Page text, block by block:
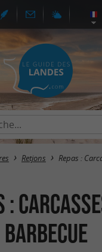
Retjons Repas :
:
barbecue